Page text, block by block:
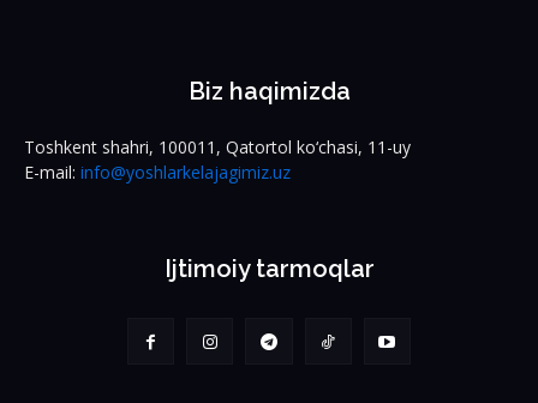
Biz haqimizda
Toshkent shahri, 100011, Qatortol ko‘chasi, 11-uy
E-mail: info@yoshlarkelajagimiz.uz
Ijtimoiy tarmoqlar